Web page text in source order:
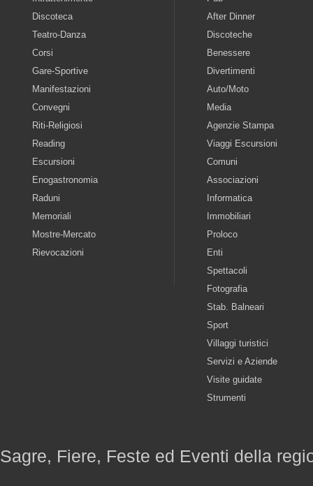
Discoteca
Teatro-Danza
Corsi
Gare-Sportive
Manifestazioni
Convegni
Riti-Religiosi
Reading
Escursioni
Enogastronomia
Raduni
Memoriali
Mostre-Mercato
Rievocazioni
After Dinner
Discoteche
Benessere
Divertimenti
Auto/Moto
Media
Agenzie Stampa
Viaggi Escursioni
Comuni
Associazioni
Informatica
Immobiliari
Proloco
Enti
Spettacoli
Fotografia
Stab. Balneari
Sport
Villaggi turistici
Servizi e Aziende
Visite guidate
Strumenti
Sagre, Fiere, Feste ed Eventi della